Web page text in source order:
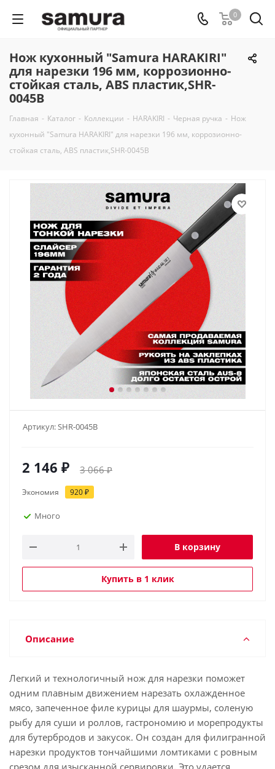
0
Нож кухонный "Samura HARAKIRI"
для нарезки 196 мм, коррозионно-
стойкая сталь, ABS пластик,SHR-
0045B
Главная - Каталог - Коллекции - HARAKIRI - Черная ручка - Нож
кухонный "Samura HARAKIRI" для нарезки 196 мм, коррозионно-
стойкая сталь, ABS пластик,SHR-0045B
Артикул:SHR-0045B
2 146 ₽ 3 066₽
Экономия 920₽
Много
В корзину
Купить в 1 клик
Описание
Легкий и технологичный нож для нарезки поможет
одним плавным движением нарезать охлажденное
мясо, запеченное филе курицы для шаурмы, соленую
рыбу для суши и роллов, гастрономию и морепродукты
для бутербродов и закусок. Он создан для филигранной
нарезки продуктов тончайшими ломтиками с ровным
срезом для изысканной сервировки. Это удается